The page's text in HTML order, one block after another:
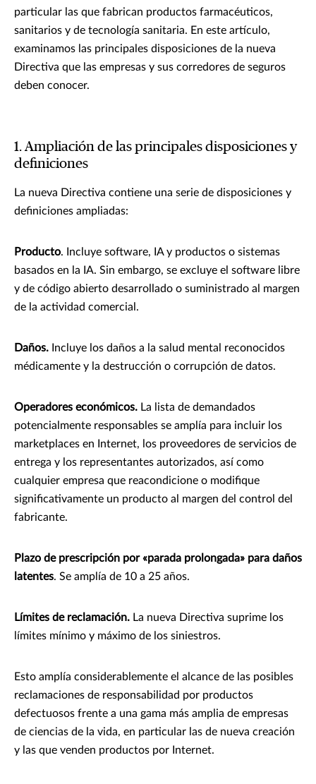
particular las que fabrican productos farmacéuticos,
sanitarios y de tecnología sanitaria. En este artículo,
examinamos las principales disposiciones de la nueva
Directiva que las empresas y sus corredores de seguros
deben conocer.
1. Ampliación de las principales disposiciones y
definiciones
La nueva Directiva contiene una serie de disposiciones y
definiciones ampliadas:
Producto. Incluye software, IA y productos o sistemas
basados en la IA. Sin embargo, se excluye el software libre
y de código abierto desarrollado o suministrado al margen
de la actividad comercial.
Daños. Incluye los daños a la salud mental reconocidos
médicamente y la destrucción o corrupción de datos.
Operadores económicos. La lista de demandados
potencialmente responsables se amplía para incluir los
marketplaces en Internet, los proveedores de servicios de
entrega y los representantes autorizados, así como
cualquier empresa que reacondicione o modifique
significativamente un producto al margen del control del
fabricante.
Plazo de prescripción por «parada prolongada» para daños
latentes. Se amplía de 10 a 25 años.
Límites de reclamación. La nueva Directiva suprime los
límites mínimo y máximo de los siniestros.
Esto amplía considerablemente el alcance de las posibles
reclamaciones de responsabilidad por productos
defectuosos frente a una gama más amplia de empresas
de ciencias de la vida, en particular las de nueva creación
y las que venden productos por Internet.